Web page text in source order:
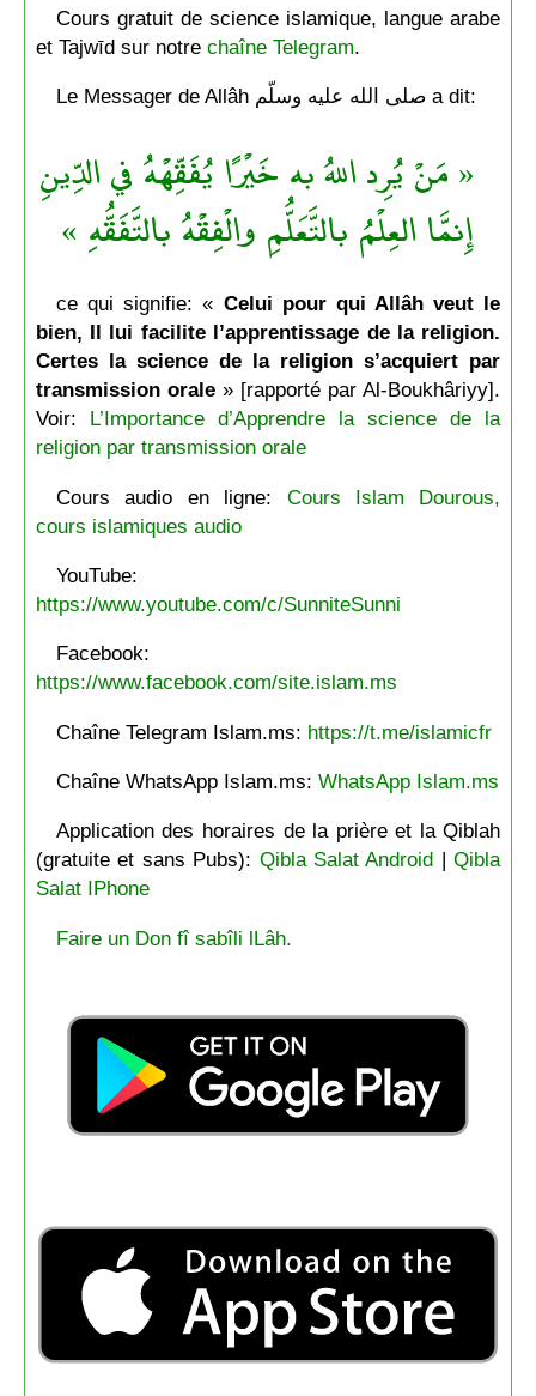
Cours gratuit de science islamique, langue arabe
et Tajwīd sur notre chaîne Telegram.
Le Messager de Allâh صلى الله عليه وسلّم a dit:
« مَنْ يُرِد اللهُ به خَيْرًا يُفَقِّهْهُ في الدِّينِ
إِنمَّا العِلْمُ بالتَّعَلُّمِ والْفِقْهُ بالتَّفَقُّهِ »
ce qui signifie: « Celui pour qui Allâh veut le
bien, Il lui facilite l’apprentissage de la religion.
Certes la science de la religion s’acquiert par
transmission orale» [rapporté par Al-Boukhâriyy].
Voir: L’Importance d’Apprendre la science de la
religion par transmission orale
Cours audio en ligne: Cours Islam Dourous,
cours islamiques audio
YouTube:
https://www.youtube.com/c/SunniteSunni
Facebook:
https://www.facebook.com/site.islam.ms
Chaîne Telegram Islam.ms: https://t.me/islamicfr
Chaîne WhatsApp Islam.ms: WhatsApp Islam.ms
Application des horaires de la prière et la Qiblah
(gratuite et sans Pubs): Qibla Salat Android |Qibla
Salat IPhone
Faire un Don fî sabîli lLâh.